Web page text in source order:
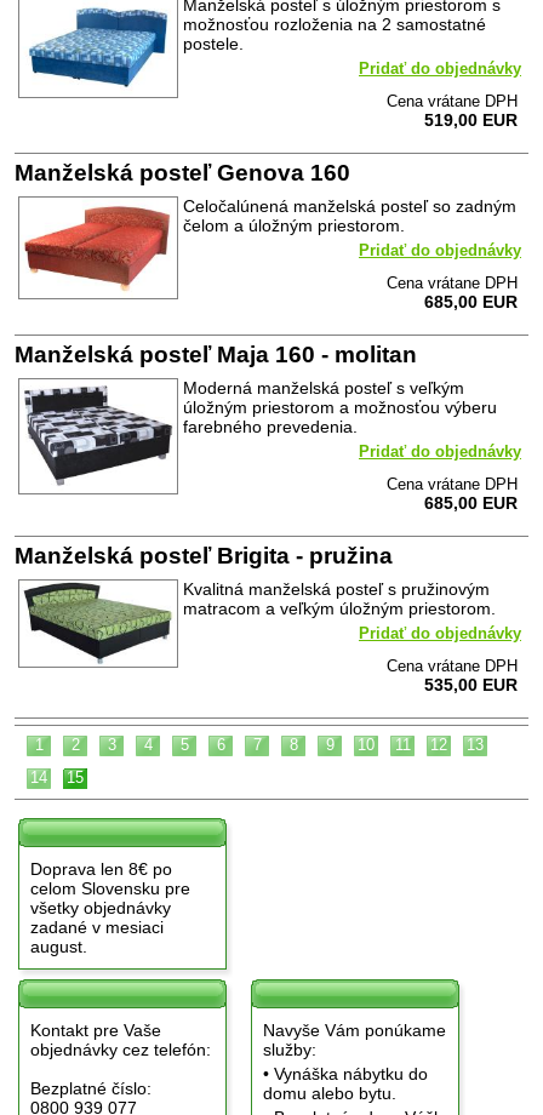
Manželská posteľ s úložným priestorom s
možnosťou rozloženia na 2 samostatné
postele.
Pridať do objednávky
Cena vrátane DPH
519,00 EUR
Manželská posteľ Genova 160
Celočalúnená manželská posteľ so zadným
čelom a úložným priestorom.
Pridať do objednávky
Cena vrátane DPH
685,00 EUR
Manželská posteľ Maja 160 - molitan
Moderná manželská posteľ s veľkým
úložným priestorom a možnosťou výberu
farebného prevedenia.
Pridať do objednávky
Cena vrátane DPH
685,00 EUR
Manželská posteľ Brigita - pružina
Kvalitná manželská posteľ s pružinovým
matracom a veľkým úložným priestorom.
Pridať do objednávky
Cena vrátane DPH
535,00 EUR
1 2 3 4 5 6 7 8 9 10 11 12
13
14
15
Doprava len 8€ po
celom Slovensku pre
všetky objednávky
zadané v mesiaci
august.
Kontakt pre Vaše
objednávky cez telefón:
Bezplatné číslo:
0800 939 077
Navyše Vám ponúkame
služby:
• Vynáška nábytku do
domu alebo bytu.